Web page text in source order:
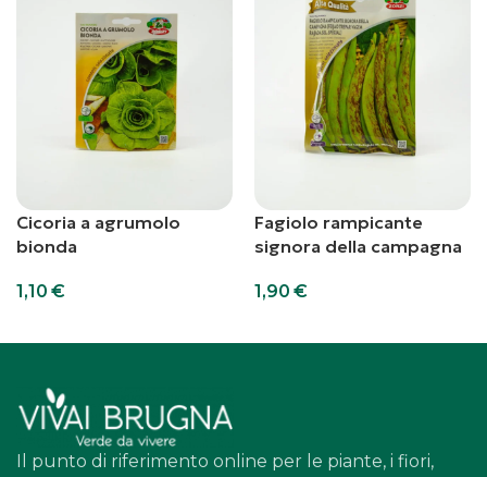
Cicoria a agrumolo
bionda
1,10 €
Fagiolo rampicante
signora della campagna
1,90 €
Il punto di riferimento online per le piante, i fiori,